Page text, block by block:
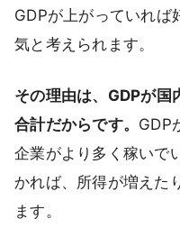
GDPが上がっていれば
気と考えられます。
その理由は、GDPが国
合計だからです。 GDP
企業がより多く稼いで
かれば、所得が増えた
ます。